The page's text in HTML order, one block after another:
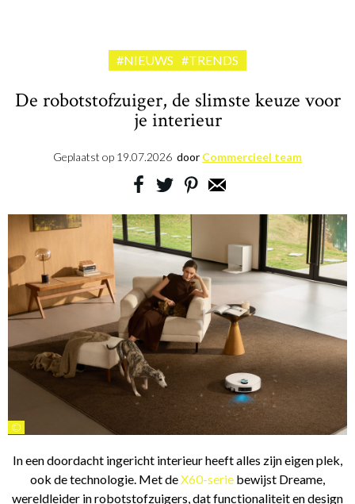
#NIEUWS #TRENDS
De robotstofzuiger, de slimste keuze voor
je interieur
Geplaatst op 19.07.2026 door Commercieel team
©
In een doordacht ingericht interieur heeft alles zijn eigen plek,
ook de technologie. Met deX60-serie bewijst Dreame,
wereldleider in robotstofzuigers, dat functionaliteit en design